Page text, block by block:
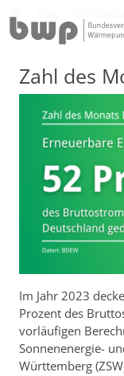
Zahl des
Im Jahr 2023
Prozent des
vorläufigen
Sonnenenergie-
Württemberg